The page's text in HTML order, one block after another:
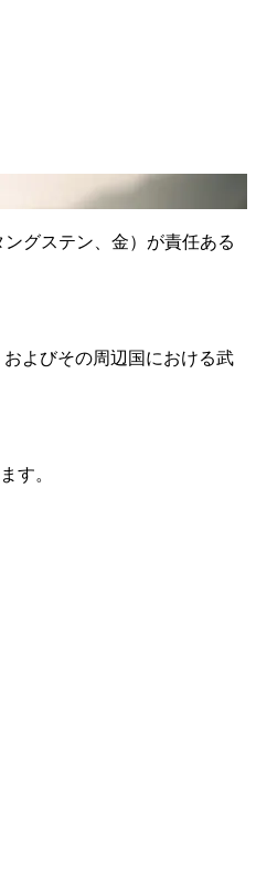
グステン、金）が責任ある
よびその周辺国における武
す。